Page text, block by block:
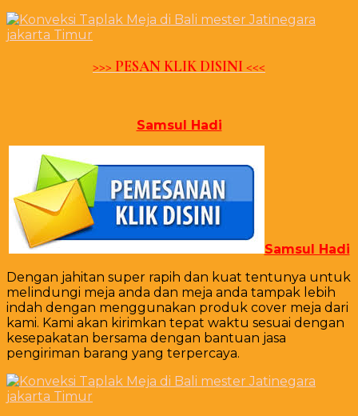
>>> PESAN KLIK DISINI <<<
Samsul Hadi
Samsul Hadi
Dengan jahitan super rapih dan kuat tentunya untuk
melindungi meja anda dan meja anda tampak lebih
indah dengan menggunakan produk cover meja dari
kami. Kami akan kirimkan tepat waktu sesuai dengan
kesepakatan bersama dengan bantuan jasa
pengiriman barang yang terpercaya.